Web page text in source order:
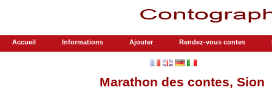
Accueil Informations Ajouter Rendez-vous contes
Marathon des contes, Sion